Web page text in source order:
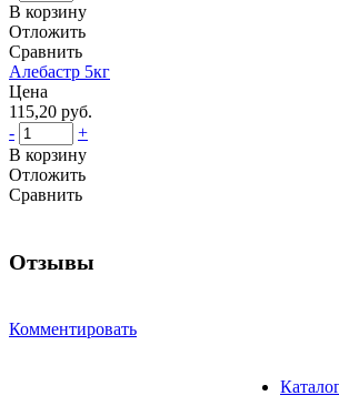
В корзину
Отложить
Сравнить
Алебастр 5кг
Цена
115,20 руб.
-
+
В корзину
Отложить
Сравнить
Отзывы
Комментировать